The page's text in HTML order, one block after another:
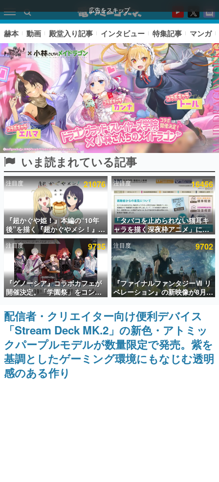
広告をスキップ
ピックアップ
電ファミのいま読まれている記事ランキング
アプリセール情報
インタビュー
連載・特集一覧
殿堂入り記事
SNS拡散数が数千以上！ ページビュー数万以上！ などな
ど。多くの人々に読まれた、電ファミ渾身の“殿堂入り”記
事をまとめました。
ゲームの企画書
名作ゲームクリエイターの方々に製作時のエピソードをお
聞きし、ヒットする企画（ゲーム）とは何か？を探ってい
赫本
この物語を解いてはいけない。『赫本』は、〈試験問題〉
の形をした短編ホラー小説集です。
赫本 動画 殿堂入り記事 インタビュー 特集記事 マンガ
いま読まれている記事
注目度 21076
『超かぐや姫！』本編の“10年
後”を描く『超かぐやメシ！』
Web連載決定。新たなWebマン
ガレーベル「ビビビコミック」
にて特別話が掲載スタート、あ
のお話には…まだ続きがある！
注目度 16456
「タバコを止められない猫耳キ
ャラを描く深夜枠アニメ」に視
聴者の一部から批判意見。違法
薬物の使用と思しき描写も含め
て、BPOが議論を交わす
注目度 9735
『グノーシア』コラボカフェが
開催決定。「学園祭」をコンセ
プトに、模擬店やセツやSQ、ラ
キオたちが学祭バンドを楽しむ
様子を切り取った新グッズが展
開
注目度 9702
『ファイナルファンタジーⅦ リ
ベレーション』の新映像が8月
26日早朝に公開へ。『FF7』リ
メイクシリーズの完結編、
「gamescom」のオープニング
ナイトライブにてディレクター
の浜口直樹氏が登壇する予定
配信者・クリエイター向け便利デバイス
「Stream Deck MK.2」の新色・アトミッ
クパープルモデルが数量限定で発売。紫を
基調としたゲーミング環境にもなじむ透明
感のある作り